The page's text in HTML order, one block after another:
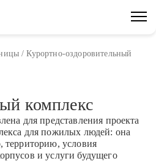
/Курортно-оздоровительный
комплекс
для представления проекта
для пожилых людей: она
территорию, условия
и услуги будущего